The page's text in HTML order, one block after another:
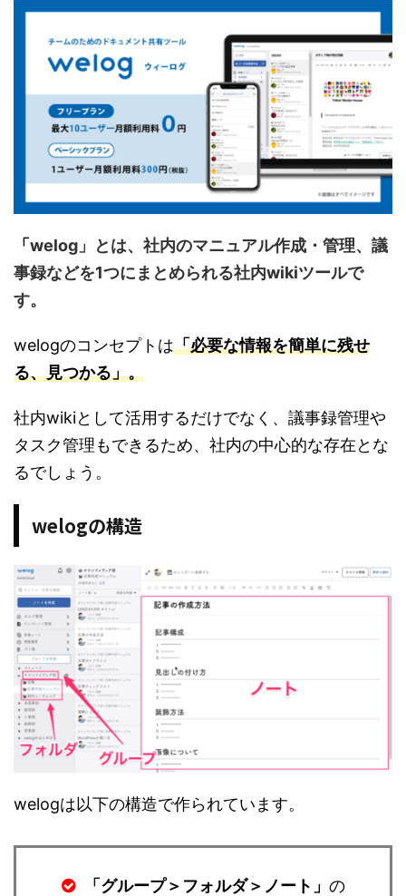
「 welog」
とは、社内のマニュアル作成・管理、議
事録などを1つにまとめられる社内wikiツールで
す。
welogのコンセプトは「必要な情報を簡単に残せ
る、見つかる」。
社内wikiとして活用するだけでなく、議事録管理や
タスク管理もできるため、社内の中心的な存在とな
るでしょう。
welogの構造
welogは以下の構造で作られています。
「グループ＞フォルダ＞ノート」 の